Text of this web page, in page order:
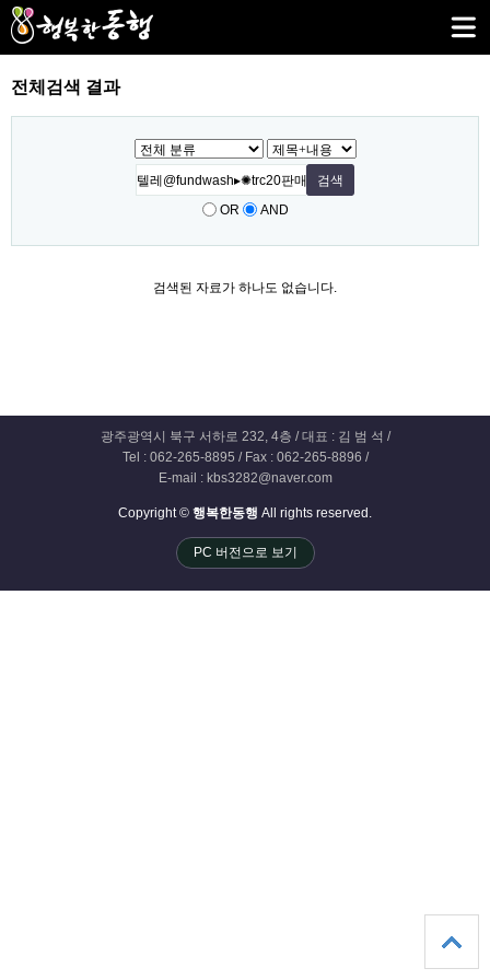
전체검색 결과
OR AND
검색된 자료가 하나도 없습니다.
광주광역시 북구 서하로 232, 4층 / 대표 : 김 범 석 /
Tel : 062-265-8895 / Fax : 062-265-8896 /
E-mail : kbs3282@naver.com
Copyright © 행복한동행 All rights reserved.
PC 버전으로 보기